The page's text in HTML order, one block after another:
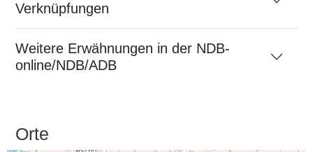
Verknüpfungen
Weitere Erwähnungen in der NDB-
online/NDB/ADB
Orte